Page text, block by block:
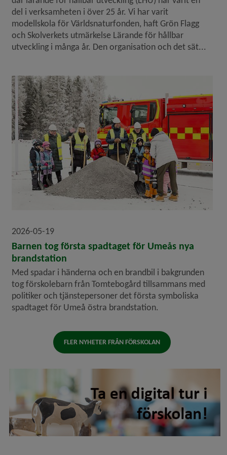
del i verksamheten i över 25 år. Vi har varit
modellskola för Världsnaturfonden, haft Grön Flagg
och Skolverkets utmärkelse Lärande för hållbar
utveckling i många år. Den organisation och det sät...
2026-05-19
Barnen tog första spadtaget för Umeås nya
brandstation
Med spadar i händerna och en brandbil i bakgrunden
tog förskolebarn från Tomtebogård tillsammans med
politiker och tjänstepersoner det första symboliska
spadtaget för Umeå östra brandstation.
FLER NYHETER FRÅN FÖRSKOLAN